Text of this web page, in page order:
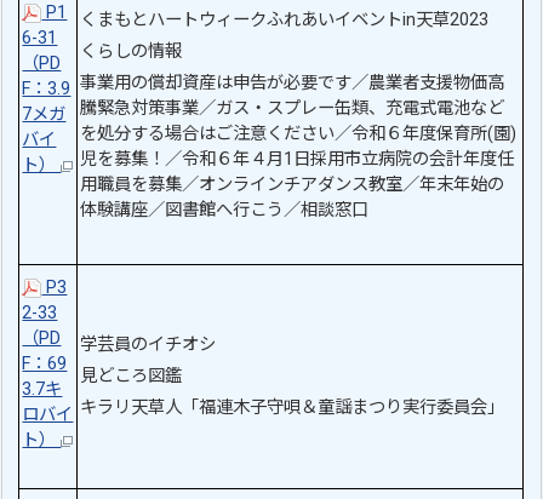
P1
6-31
（PD
F：3.9
7メガ
バイ
ト）
くまもとハートウィークふれあいイベントin天草2023
くらしの情報
事業用の償却資産は申告が必要です／農業者支援物価高
騰緊急対策事業／ガス・スプレー缶類、充電式電池など
を処分する場合はご注意ください／令和６年度保育所(園)
児を募集！／令和６年４月1日採用市立病院の会計年度任
用職員を募集／オンラインチアダンス教室／年末年始の
体験講座／図書館へ行こう／相談窓口
P3
2-33
（PD
F：69
3.7キ
ロバイ
ト）
学芸員のイチオシ
見どころ図鑑
キラリ天草人「福連木子守唄＆童謡まつり実行委員会」